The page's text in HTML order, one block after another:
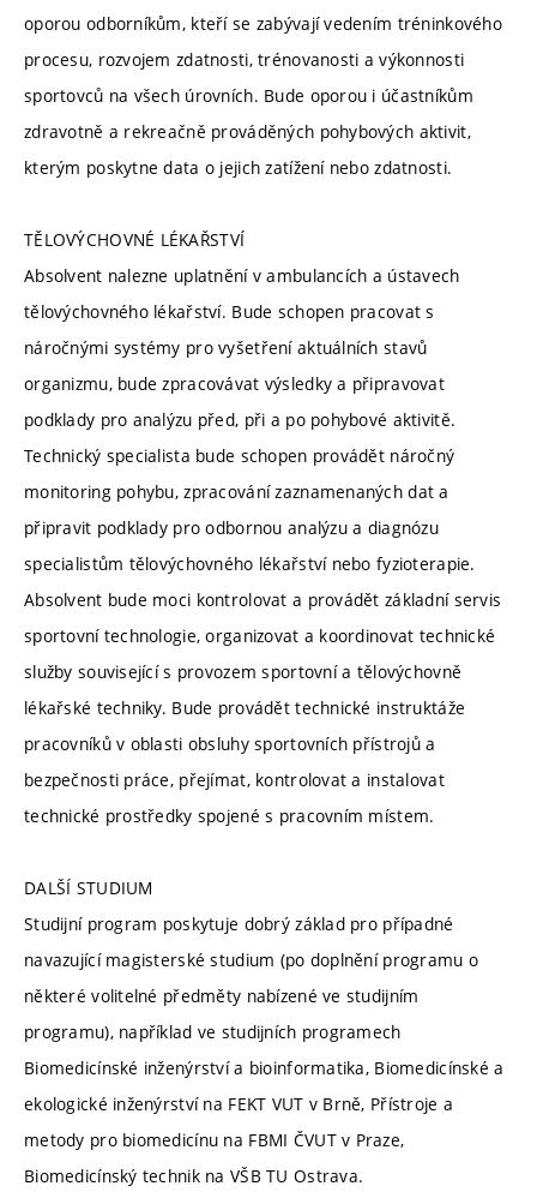
oporou odborníkům, kteří se zabývají vedením tréninkového
procesu, rozvojem zdatnosti, trénovanosti a výkonnosti
sportovců na všech úrovních. Bude oporou i účastníkům
zdravotně a rekreačně prováděných pohybových aktivit,
kterým poskytne data o jejich zatížení nebo zdatnosti.
TĚLOVÝCHOVNÉ LÉKAŘSTVÍ
Absolvent nalezne uplatnění v ambulancích a ústavech
tělovýchovného lékařství. Bude schopen pracovat s
náročnými systémy pro vyšetření aktuálních stavů
organizmu, bude zpracovávat výsledky a připravovat
podklady pro analýzu před, při a po pohybové aktivitě.
Technický specialista bude schopen provádět náročný
monitoring pohybu, zpracování zaznamenaných dat a
připravit podklady pro odbornou analýzu a diagnózu
specialistům tělovýchovného lékařství nebo fyzioterapie.
Absolvent bude moci kontrolovat a provádět základní servis
sportovní technologie, organizovat a koordinovat technické
služby související s provozem sportovní a tělovýchovně
lékařské techniky. Bude provádět technické instruktáže
pracovníků v oblasti obsluhy sportovních přístrojů a
bezpečnosti práce, přejímat, kontrolovat a instalovat
technické prostředky spojené s pracovním místem.
DALŠÍ STUDIUM
Studijní program poskytuje dobrý základ pro případné
navazující magisterské studium (po doplnění programu o
některé volitelné předměty nabízené ve studijním
programu), například ve studijních programech
Biomedicínské inženýrství a bioinformatika, Biomedicínské a
ekologické inženýrství na FEKT VUT v Brně, Přístroje a
metody pro biomedicínu na FBMI ČVUT v Praze,
Biomedicínský technik na VŠB TU Ostrava.